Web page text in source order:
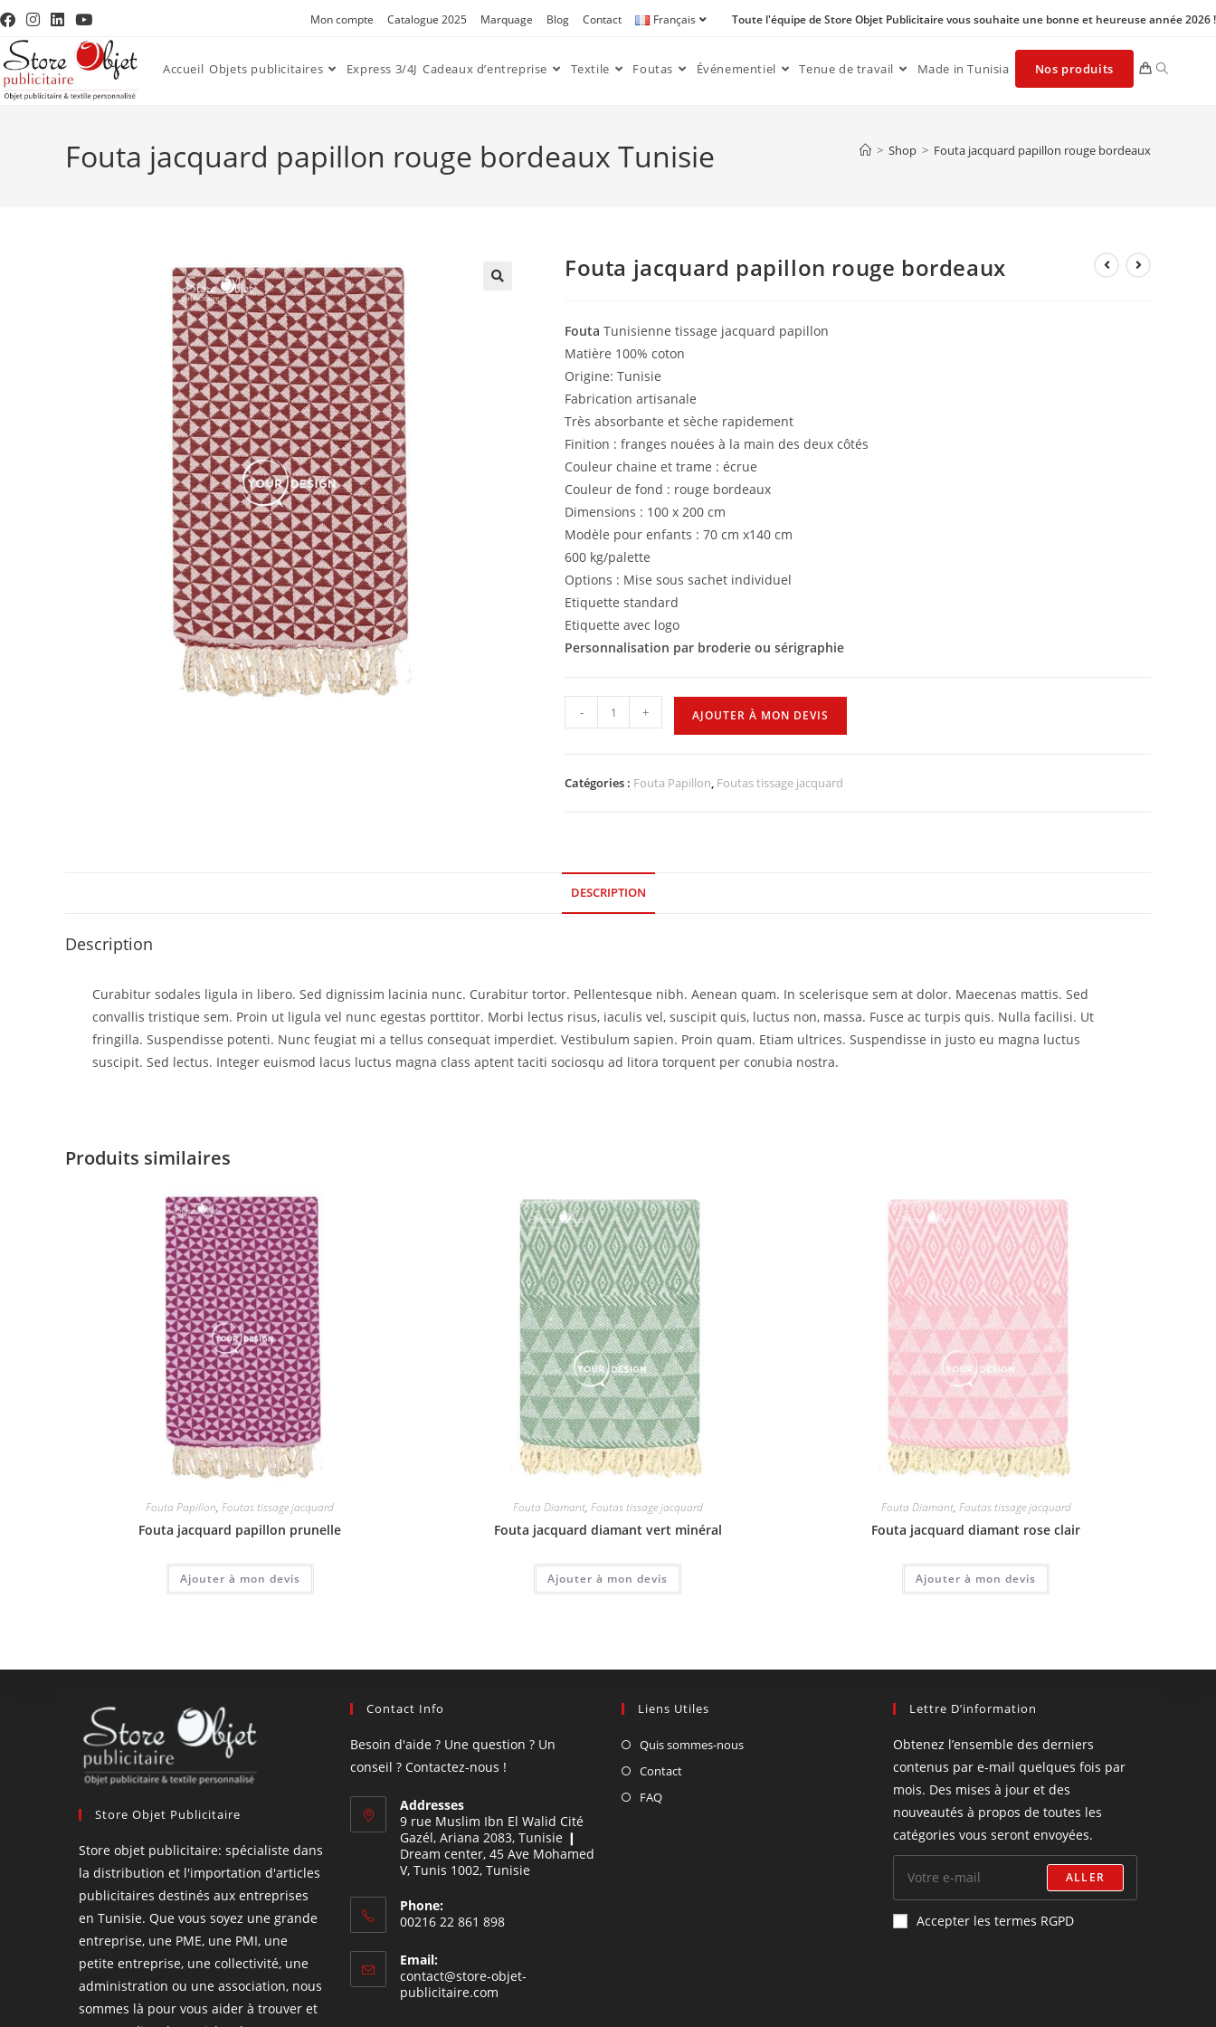
Mon compte Catalogue 2025 Marquage Blog Contact Français Toute l'équipe de Store Objet Publicitaire vous souhaite une bonne et heureuse année 2026 !
Accueil Objets publicitaires Express 3/4J Cadeaux d’entreprise Textile Foutas Événementiel Tenue de travail Made in Tunisia Nos produits
Fouta jacquard papillon rouge bordeaux Tunisie > Shop > Fouta jacquard papillon rouge bordeaux
Fouta jacquard papillon rouge bordeaux
Fouta Tunisienne tissage jacquard papillon
Matière 100% coton
Origine: Tunisie
Fabrication artisanale
Très absorbante et sèche rapidement
Finition : franges nouées à la main des deux côtés
Couleur chaine et trame : écrue
Couleur de fond : rouge bordeaux
Dimensions : 100 x 200 cm
Modèle pour enfants : 70 cm x140 cm
600 kg/palette
Options : Mise sous sachet individuel
Etiquette standard
Etiquette avec logo
Personnalisation par broderie ou sérigraphie
- + AJOUTER À MON DEVIS
Catégories : Fouta Papillon, Foutas tissage jacquard
DESCRIPTION
Description
Curabitur sodales ligula in libero. Sed dignissim lacinia nunc. Curabitur tortor. Pellentesque nibh. Aenean quam. In scelerisque sem at dolor. Maecenas mattis. Sed
convallis tristique sem. Proin ut ligula vel nunc egestas porttitor. Morbi lectus risus, iaculis vel, suscipit quis, luctus non, massa. Fusce ac turpis quis. Nulla facilisi. Ut
fringilla. Suspendisse potenti. Nunc feugiat mi a tellus consequat imperdiet. Vestibulum sapien. Proin quam. Etiam ultrices. Suspendisse in justo eu magna luctus
suscipit. Sed lectus. Integer euismod lacus luctus magna class aptent taciti sociosqu ad litora torquent per conubia nostra.
Produits similaires
Fouta Papillon,Foutas tissage jacquard
Fouta jacquard papillon prunelle
Ajouter à mon devis
Fouta Diamant, Foutas tissage jacquard
Fouta jacquard diamant vert minéral
Ajouter à mon devis
Fouta Diamant, Foutas tissage jacquard
Fouta jacquard diamant rose clair
Ajouter à mon devis
Store Objet Publicitaire
Store objet publicitaire: spécialiste dans
la distribution et l'importation d'articles
publicitaires destinés aux entreprises
en Tunisie. Que vous soyez une grande
entreprise, une PME, une PMI, une
petite entreprise, une collectivité, une
administration ou une association, nous
sommes là pour vous aider à trouver et
Contact Info
Besoin d'aide ? Une question ? Un
conseil ? Contactez-nous !
Addresses
9 rue Muslim Ibn El Walid Cité
Gazél, Ariana 2083, Tunisie ❙
Dream center, 45 Ave Mohamed
V, Tunis 1002, Tunisie
Phone:
00216 22 861 898
Email:
contact@store-objet-
publicitaire.com
Liens Utiles
Quis sommes-nous
Contact
FAQ
Lettre D’information
Obtenez l’ensemble des derniers
contenus par e-mail quelques fois par
mois. Des mises à jour et des
nouveautés à propos de toutes les
catégories vous seront envoyées.
ALLER
Accepter les termes RGPD